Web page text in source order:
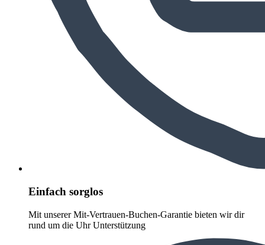
Einfach sorglos
Mit unserer Mit-Vertrauen-Buchen-Garantie bieten wir dir
rund um die Uhr Unterstützung